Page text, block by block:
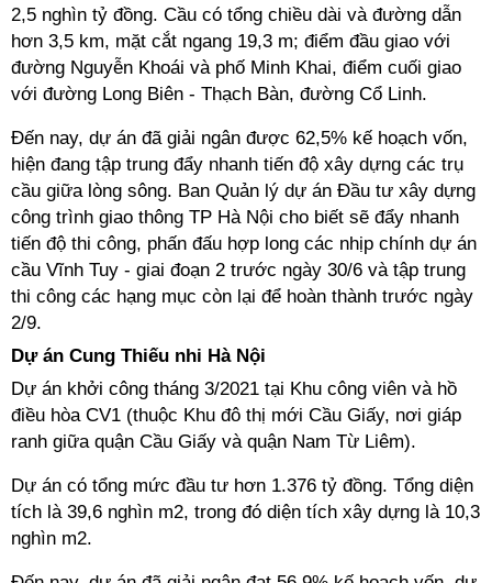
2,5 nghìn tỷ đồng. Cầu có tổng chiều dài và đường dẫn
hơn 3,5 km, mặt cắt ngang 19,3 m; điểm đầu giao với
đường Nguyễn Khoái và phố Minh Khai, điểm cuối giao
với đường Long Biên - Thạch Bàn, đường Cổ Linh.
Đến nay, dự án đã giải ngân được 62,5% kế hoạch vốn,
hiện đang tập trung đẩy nhanh tiến độ xây dựng các trụ
cầu giữa lòng sông. Ban Quản lý dự án Đầu tư xây dựng
công trình giao thông TP Hà Nội cho biết sẽ đẩy nhanh
tiến độ thi công, phấn đấu hợp long các nhịp chính dự án
cầu Vĩnh Tuy - giai đoạn 2 trước ngày 30/6 và tập trung
thi công các hạng mục còn lại để hoàn thành trước ngày
2/9.
Dự án Cung Thiếu nhi Hà Nội
Dự án khởi công tháng 3/2021 tại Khu công viên và hồ
điều hòa CV1 (thuộc Khu đô thị mới Cầu Giấy, nơi giáp
ranh giữa quận Cầu Giấy và quận Nam Từ Liêm).
Dự án có tổng mức đầu tư hơn 1.376 tỷ đồng. Tổng diện
tích là 39,6 nghìn m2, trong đó diện tích xây dựng là 10,3
nghìn m2.